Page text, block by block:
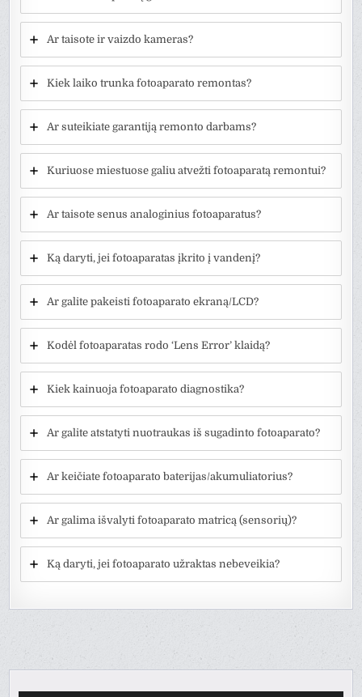
Ar taisote ir vaizdo kameras?
Kiek laiko trunka fotoaparato remontas?
Ar suteikiate garantiją remonto darbams?
Kuriuose miestuose galiu atvežti fotoaparatą remontui?
Ar taisote senus analoginius fotoaparatus?
Ką daryti, jei fotoaparatas įkrito į vandenį?
Ar galite pakeisti fotoaparato ekraną/LCD?
Kodėl fotoaparatas rodo ‘Lens Error’ klaidą?
Kiek kainuoja fotoaparato diagnostika?
Ar galite atstatyti nuotraukas iš sugadinto fotoaparato?
Ar keičiate fotoaparato baterijas/akumuliatorius?
Ar galima išvalyti fotoaparato matricą (sensorių)?
Ką daryti, jei fotoaparato užraktas nebeveikia?